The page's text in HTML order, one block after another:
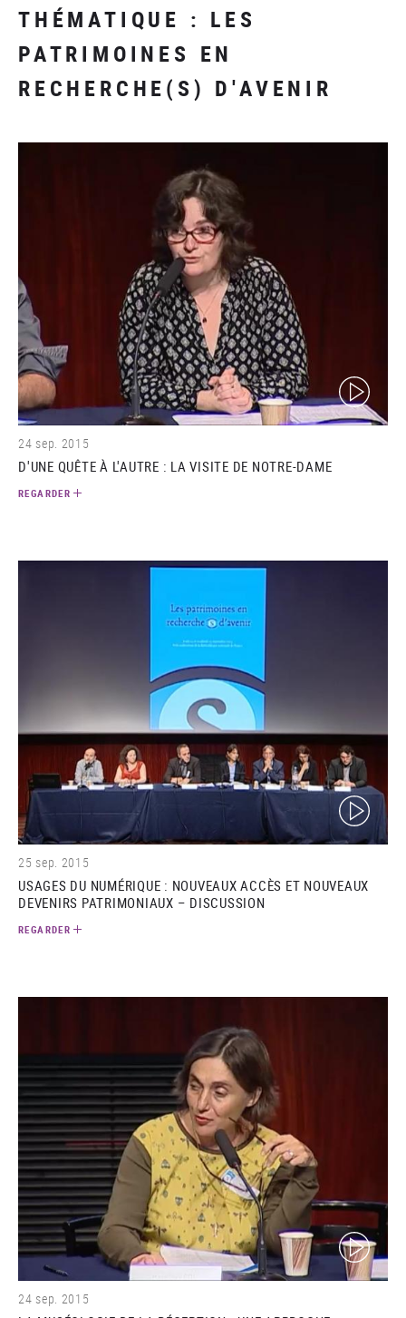
THÉMATIQUE : LES
PATRIMOINES EN
RECHERCHE(S) D'AVENIR
(video)
24 sep. 2015
D'UNE QUÊTE À L'AUTRE : LA VISITE DE NOTRE-DAME
REGARDER
(video)
25 sep. 2015
USAGES DU NUMÉRIQUE : NOUVEAUX ACCÈS ET NOUVEAUX
DEVENIRS PATRIMONIAUX – DISCUSSION
REGARDER
(video)
24 sep. 2015